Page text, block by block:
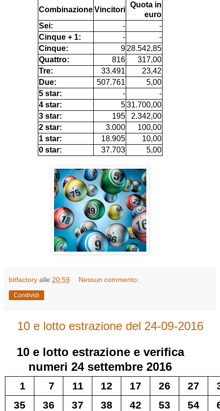
CombinazioneVincitori
Quota in
euro
Sei:
-
-
Cinque + 1:
-
-
Cinque:
9 28.542,85
Quattro:
816
317,00
Tre:
33.491
23,42
Due:
507.761
5,00
5 star:
-
-
4 star:
531.700,00
3 star:
195
2.342,00
2 star:
3.000
100,00
1 star:
18.905
10,00
0 star:
37.703 5,00
bitfactory alle 20:59 Nessun commento:
Condividi
10 e lotto estrazione del 24-09-2016
10 e lotto estrazione e verifica
numeri 24 settembre 2016
1 7 11 12 17 26 27
35
36 37 38 42 53 54